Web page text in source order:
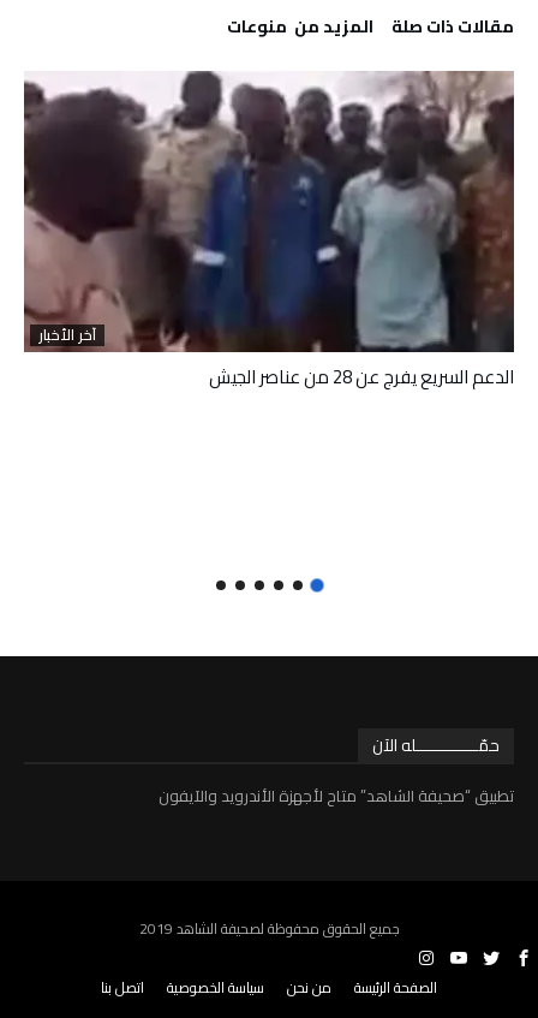
‫مقالات ذات صلة‬ ‫المزيد من ‬ منوعات
آخر الأخبار
الدعم السريع يفرج عن 28 من عناصر الجيش
حمّـــــــــــــله الآن
تطبيق “صحيفة الشاهد” متاح لأجهزة الأندرويد والآيفون
جميع الحقوق محفوظة لصحيفة الشاهد 2019
الصفحة الرئيسة من نحن سياسة الخصوصية اتصل بنا